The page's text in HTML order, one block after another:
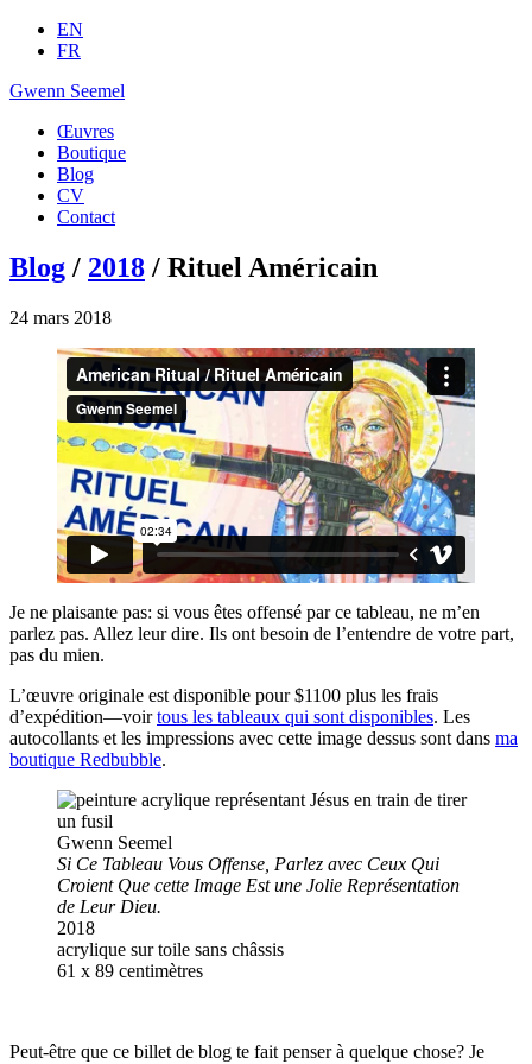
EN
FR
Gwenn Seemel
Œuvres
Boutique
Blog
CV
Contact
Blog / 2018 / Rituel Américain
24 mars 2018
Je ne plaisante pas: si vous êtes offensé par ce tableau, ne m’en
parlez pas. Allez leur dire. Ils ont besoin de l’entendre de votre part,
pas du mien.
L’œuvre originale est disponible pour $1100 plus les frais
d’expédition—voirtous les tableaux qui sont disponibles. Les
autocollants et les impressions avec cette image dessus sont dans ma
boutique Redbubble.
Gwenn Seemel
Si Ce Tableau Vous Offense, Parlez avec Ceux Qui
Croient Que cette Image Est une Jolie Représentation
de Leur Dieu.
2018
acrylique sur toile sans châssis
61 x 89 centimètres
Peut-être que ce billet de blog te fait penser à quelque chose? Je